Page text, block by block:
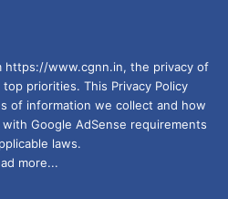
https://www.cgnn.in, the privacy of
priorities. This Privacy Policy
of information we collect and how
Google AdSense requirements
laws.
more...